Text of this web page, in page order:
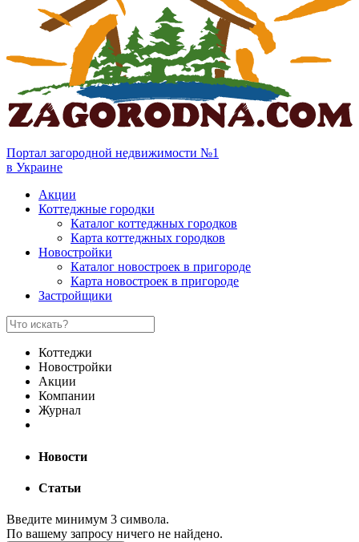
Портал загородной недвижимости №1
в Украине
Акции
Коттеджные городки
Каталог коттеджных городков
Карта коттеджных городков
Новостройки
Каталог новостроек в пригороде
Карта новостроек в пригороде
Застройщики
Коттеджи
Новостройки
Акции
Компании
Журнал
Новости
Статьи
Введите минимум 3 символа.
По вашему запросу ничего не найдено.